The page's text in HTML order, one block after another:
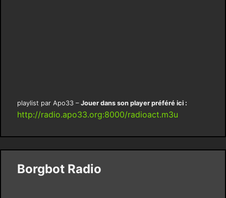
playlist par Apo33 – Jouer dans son player préféré ici :
http://radio.apo33.org:8000/radioact.m3u
Borgbot Radio